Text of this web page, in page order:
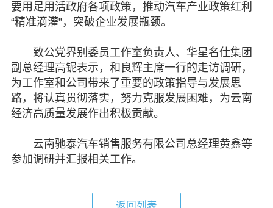
要用足用活政府各项政策，推动汽车产业政策红利
“精准滴灌”，突破企业发展瓶颈。
致公党界别委员工作室负责人、华星名仕集团
副总经理高铌表示，和良辉主席一行的走访调研，
为工作室和公司带来了重要的政策指导与发展思
路，将认真贯彻落实，努力克服发展困难，为云南
经济高质量发展作出积极贡献。
云南驰泰汽车销售服务有限公司总经理黄鑫等
参加调研并汇报相关工作。